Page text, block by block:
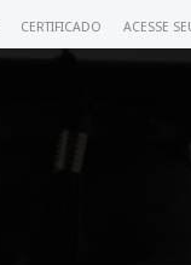
CERTIFICADO ACESSE